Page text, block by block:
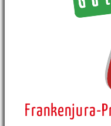
Frankenjura-